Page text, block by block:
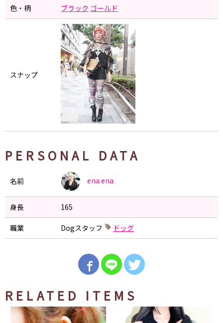
色・柄 ブラック ゴールド
スナップ
PERSONAL DATA
名前 ena ena
身長 165
職業 Dogスタッフ ドッグ
RELATED ITEMS